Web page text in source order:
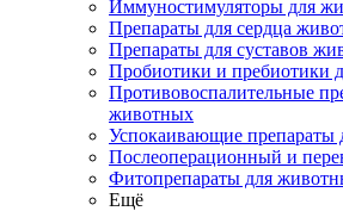
Иммуностимуляторы для
Препараты для сердца
Препараты для суставов
Пробиотики и пребиотики
Противовоспалительные
животных
Успокаивающие препараты
Послеоперационный и
Фитопрепараты для
Ещё